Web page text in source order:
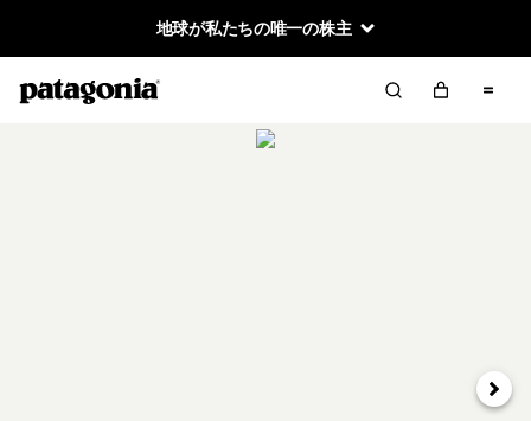
地球が私たちの唯一の株主
次へ